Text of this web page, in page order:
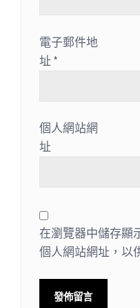
電子郵件地
址 *
個人網站網
址
在瀏覽器中儲存顯
個人網站網址，以